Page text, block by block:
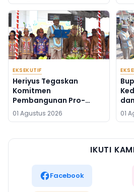
EKSEKUTIF
Heriyus Tegaskan
Komitmen
Pembangunan Pro-
Rakyat di HUT ke-24
Murung Raya
01 Agustus 2026 01
IKUTI
Facebook